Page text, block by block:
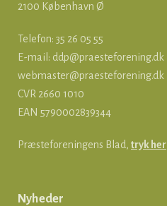
2100 København Ø
Telefon: 35 26 05 55
E-mail: ddp@praesteforening.dk
webmaster@praesteforening.dk
CVR 2660 1010
EAN 5790002839344
Præsteforeningens Blad, tryk her
Nyheder